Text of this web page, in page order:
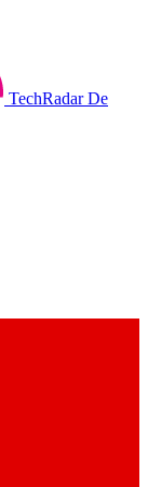
TechRadar De